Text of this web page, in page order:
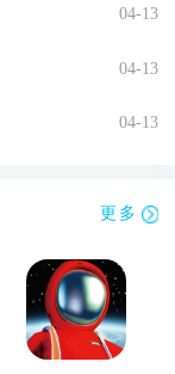
04-13
04-13
04-13
更多